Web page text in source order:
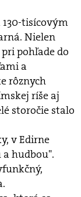
tisícovým
Nielen
pohľade do
a
rôznych
ríše aj
storočie stalo
v Edirne
hudbou".